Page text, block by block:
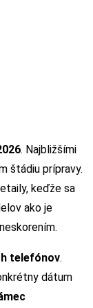
. Najbližšími
štádiu prípravy.
keďže sa
ako je
telefónov.
dátum